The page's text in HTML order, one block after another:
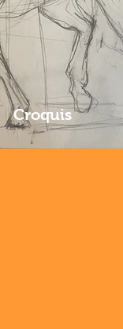
Croquis